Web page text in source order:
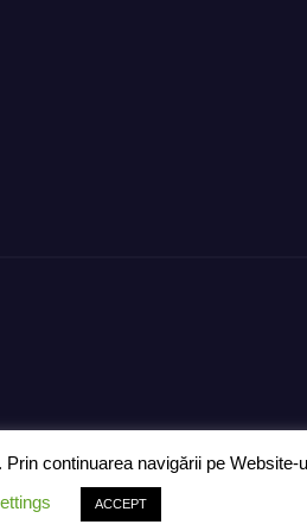
Ziarul „Anunțul
continuarea navigării pe
ACCEPT